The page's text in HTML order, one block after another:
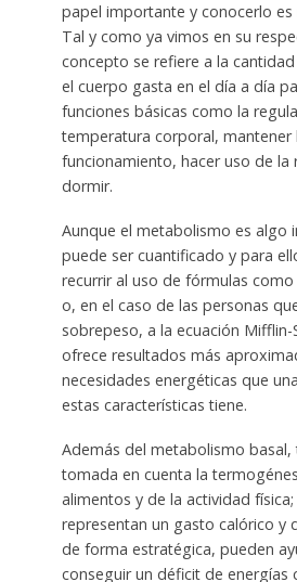
papel importante y conocerlo es
Tal y como ya vimos en su
concepto se refiere a la
el cuerpo gasta en el día a día
funciones básicas como la
temperatura corporal, mantener
funcionamiento, hacer uso de la
dormir.
Aunque el metabolismo es algo
puede ser cuantificado y para
recurrir al uso de fórmulas
o, en el caso de las personas
sobrepeso, a la ecuación Mifflin-
ofrece resultados más
necesidades energéticas que
estas características tiene.
Además del metabolismo
tomada en cuenta la
alimentos y de la actividad
representan un gasto calórico y
de forma estratégica, pueden
conseguir un déficit de energías